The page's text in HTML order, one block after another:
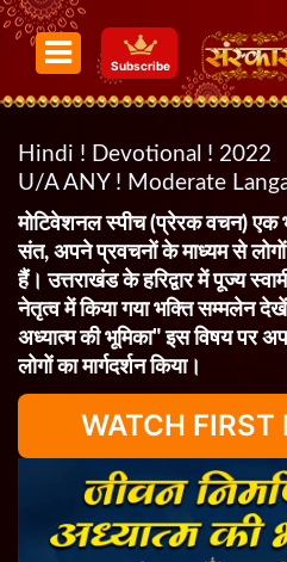
Subscribe
Hindi ! Devotional ! 2022
U/A ANY ! Moderate
मोटिवेशनल स्पीच (प्रेरक वचन) एक
संत, अपने प्रवचनों के माध्यम से
हैं। उत्तराखंड के हरिद्वार में पूज्य
नेतृत्व में किया गया भक्ति सम्मलेन
अध्यात्म की भूमिका" इस विषय पर
लोगों का मार्गदर्शन किया।
WATCH FIRST